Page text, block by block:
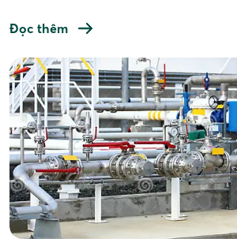
tầng quan trọng trong ngành công
Đọc thêm